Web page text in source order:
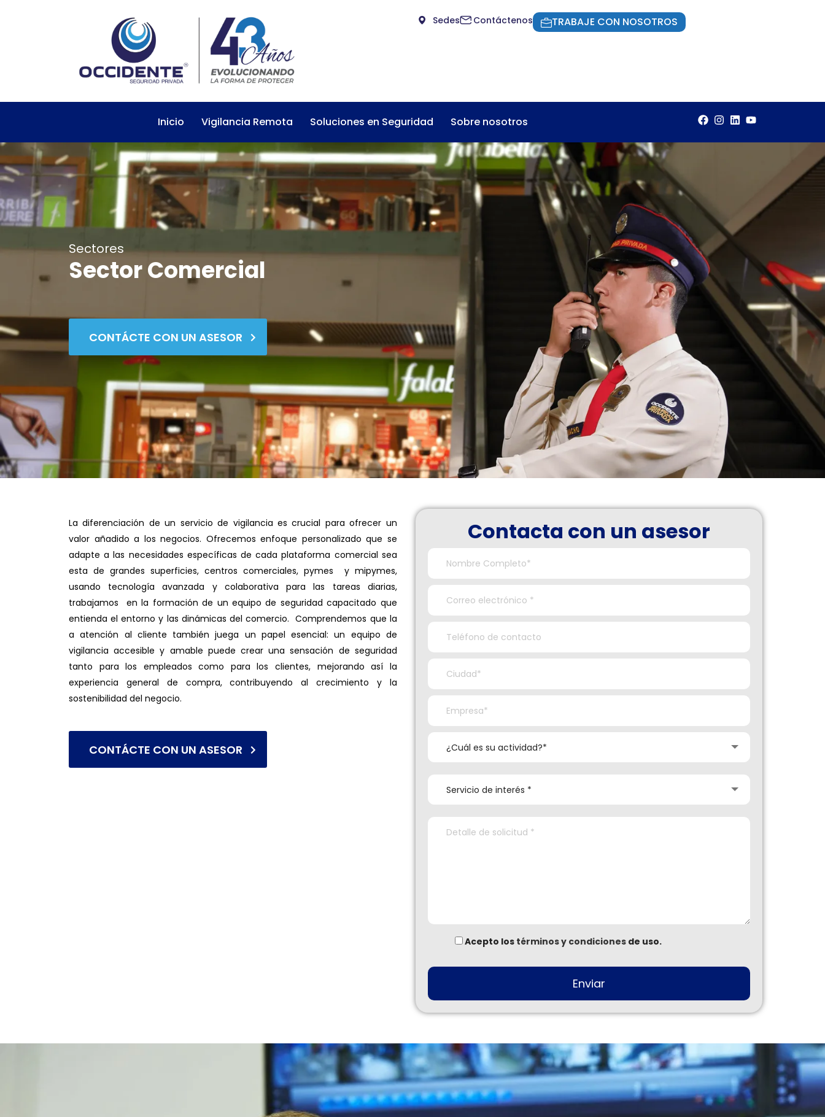
Sedes Contáctenos TRABAJE CON NOSOTROS
Inicio Vigilancia Remota Soluciones en Seguridad Sobre nosotros
Sectores
Sector Comercial
CONTÁCTE CON UN ASESOR
La diferenciación de un servicio de vigilancia es crucial para ofrecer un
valor añadido a los negocios. Ofrecemos enfoque personalizado que se
adapte a las necesidades específicas de cada plataforma comercial sea
esta de grandes superficies, centros comerciales, pymes y mipymes,
usando tecnología avanzada y colaborativa para las tareas diarias,
trabajamos en la formación de un equipo de seguridad capacitado que
entienda el entorno y las dinámicas del comercio. Comprendemos que la
a atención al cliente también juega un papel esencial: un equipo de
vigilancia accesible y amable puede crear una sensación de seguridad
tanto para los empleados como para los clientes, mejorando así la
experiencia general de compra, contribuyendo al crecimiento y la
sostenibilidad del negocio.
CONTÁCTE CON UN ASESOR
Contacta con un asesor
¿Cuál es su actividad?*
Servicio de interés *
Acepto los términos y condicionesde uso.